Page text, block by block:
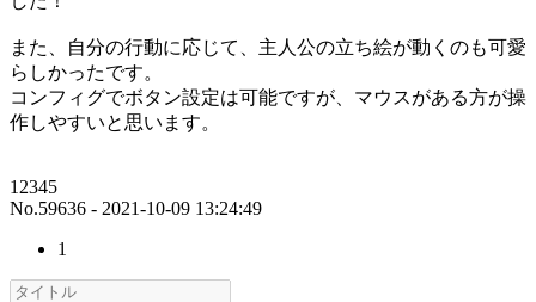
また、自分の行動に応じて、主人公の立ち絵が動くのも可愛
らしかったです。
コンフィグでボタン設定は可能ですが、マウスがある方が操
作しやすいと思います。
12345
No.59636 - 2021-10-09 13:24:49
1